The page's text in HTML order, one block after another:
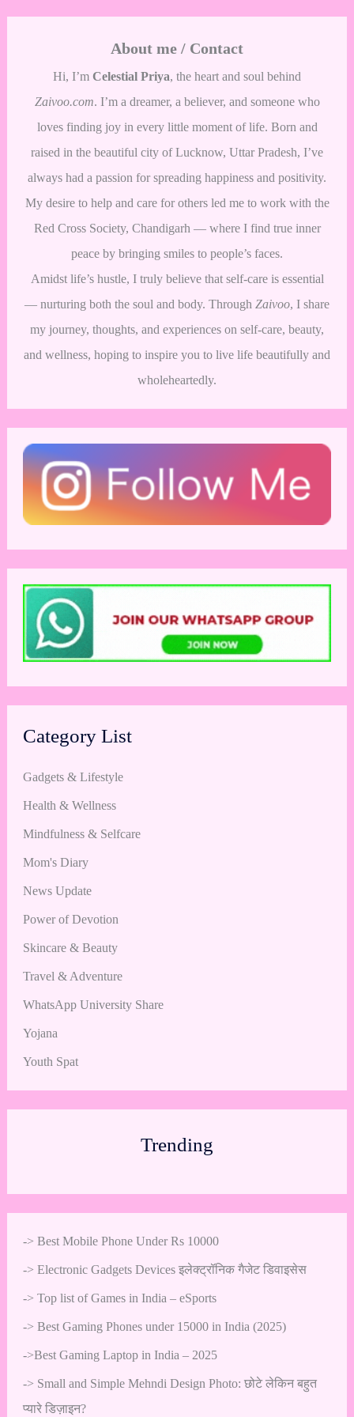
About me / Contact
Hi, I’m Celestial Priya, the heart and soul behind
Zaivoo.com. I’m a dreamer, a believer, and someone who
loves finding joy in every little moment of life. Born and
raised in the beautiful city of Lucknow, Uttar Pradesh, I’ve
always had a passion for spreading happiness and positivity.
My desire to help and care for others led me to work with the
Red Cross Society, Chandigarh — where I find true inner
peace by bringing smiles to people’s faces.
Amidst life’s hustle, I truly believe that self-care is essential
— nurturing both the soul and body. Through Zaivoo, I share
my journey, thoughts, and experiences on self-care, beauty,
and wellness, hoping to inspire you to live life beautifully and
wholeheartedly.
Category List
Gadgets & Lifestyle
Health & Wellness
Mindfulness & Selfcare
Mom's Diary
News Update
Power of Devotion
Skincare & Beauty
Travel & Adventure
WhatsApp University Share
Yojana
Youth Spat
Trending
-> Best Mobile Phone Under Rs 10000
-> Electronic Gadgets Devices इलेक्ट्रॉनिक गैजेट डिवाइसेस
-> Top list of Games in India – eSports
-> Best Gaming Phones under 15000 in India (2025)
->Best Gaming Laptop in India – 2025
-> Small and Simple Mehndi Design Photo: छोटे लेकिन बहुत
प्यारे डिज़ाइन?